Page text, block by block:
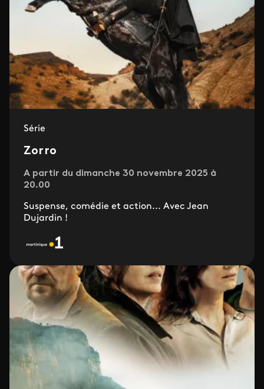
Série
Zorro
A partir du dimanche 30 novembre 2025 à
20.00
Suspense, comédie et action... Avec Jean
Dujardin !